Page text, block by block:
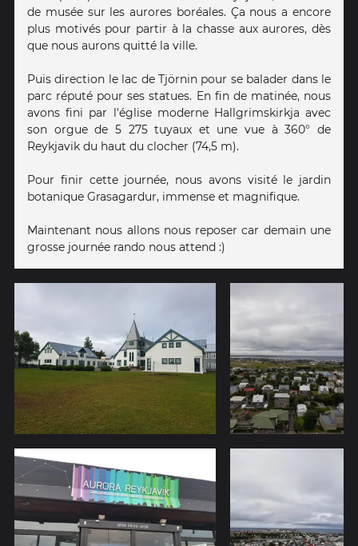
de musée sur les aurores boréales. Ça nous a encore
plus motivés pour partir à la chasse aux aurores, dès
que nous aurons quitté la ville.
Puis direction le lac de Tjörnin pour se balader dans le
parc réputé pour ses statues. En fin de matinée, nous
avons fini par l'église moderne Hallgrimskirkja avec
son orgue de 5 275 tuyaux et une vue à 360° de
Reykjavik du haut du clocher (74,5 m).
Pour finir cette journée, nous avons visité le jardin
botanique Grasagardur, immense et magnifique.
Maintenant nous allons nous reposer car demain une
grosse journée rando nous attend :)